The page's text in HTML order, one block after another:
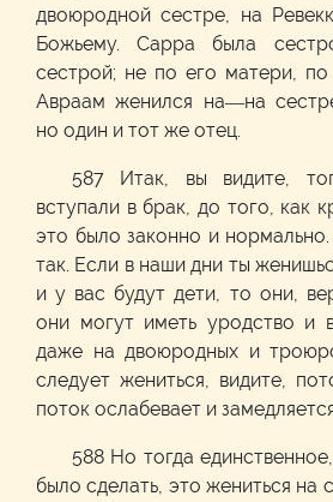
двоюродной сестре, на
Божьему. Сарра была
сестрой; не по его матери, по
Авраам женился на—на
но один и тот же отец.
587 Итак, вы видите,
вступали в брак, до того, как
это было законно и
так. Если в наши дни ты
и у вас будут дети, то они,
они могут иметь уродство и
даже на двоюродных и
следует жениться, видите,
поток ослабевает и
588 Нo тогда
было сделать, это жениться на